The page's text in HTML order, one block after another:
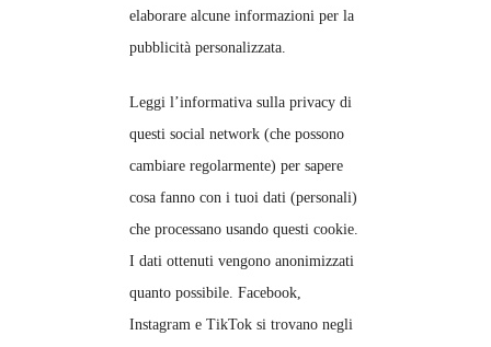
elaborare alcune informazioni per la
pubblicità personalizzata.
Leggi l’informativa sulla privacy di
questi social network (che possono
cambiare regolarmente) per sapere
cosa fanno con i tuoi dati (personali)
che processano usando questi cookie.
I dati ottenuti vengono anonimizzati
quanto possibile. Facebook,
Instagram e TikTok si trovano negli